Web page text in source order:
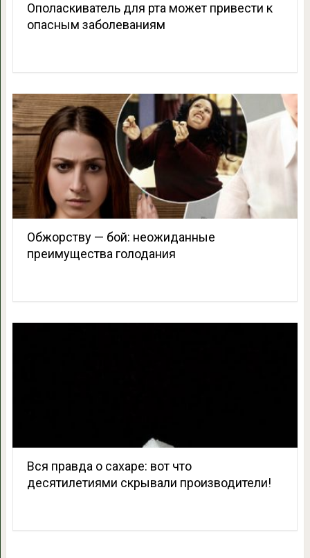
Ополаскиватель для рта может привести к
опасным заболеваниям
Обжорству — бой: неожиданные
преимущества голодания
Вся правда о сахаре: вот что
десятилетиями скрывали производители!